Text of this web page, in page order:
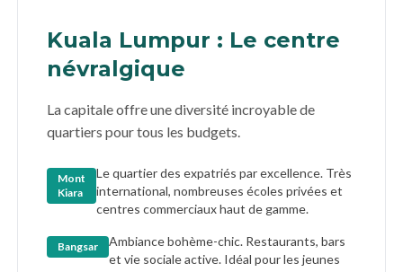
Kuala Lumpur : Le centre
névralgique
La capitale offre une diversité incroyable de
quartiers pour tous les budgets.
Mont
Kiara
Le quartier des expatriés par excellence. Très
international, nombreuses écoles privées et
centres commerciaux haut de gamme.
Bangsar
Ambiance bohème-chic. Restaurants, bars
et vie sociale active. Idéal pour les jeunes